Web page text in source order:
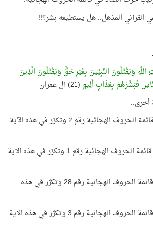
القرآني المذهل.. هل يستطيعه بشر؟!!
اللَّهِ وَيَقْتُلُونَ النَّبِيِّينَ بِغَيْرِ حَقٍّ وَيَقْتُلُونَ الَّذِينَ
فَبَشِّرْهُمْ بِعَذَابٍ أَلِيمٍ (21) آل عمران
أخرى..
حرف الباء ترتيبه في قائمة الحروف الهجائية رقم 2 وتكرّر في هذه الآية
حرف الألف ترتيبه في قائمة الحروف الهجائية رقم 1 وتكرّر في هذه الآية
حرف الياء ترتيبه في قائمة الحروف الهجائية رقم 28 وتكرّر في هذه
حرف التاء ترتيبه في قائمة الحروف الهجائية رقم 3 وتكرّر في هذه الآية